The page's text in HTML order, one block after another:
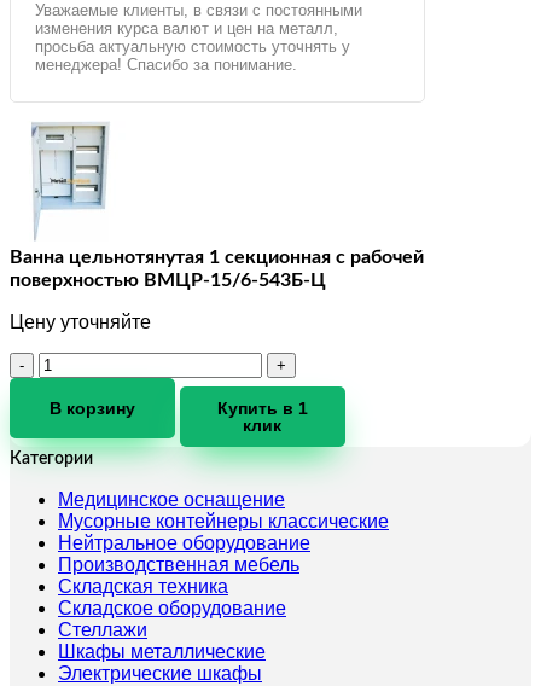
Уважаемые клиенты, в связи с постоянными
изменения курса валют и цен на металл,
просьба актуальную стоимость уточнять у
менеджера! Спасибо за понимание.
Ванна цельнотянутая 1 секционная с рабочей
поверхностью ВМЦР-15/6-543Б-Ц
Цену уточняйте
Количество
товара
Ванна
1
секционная
рабочей
поверхностью
ВМЦР-15/6-
543Б-
В корзину
Купить в 1
клик
Категории
Медицинское оснащение
Мусорные контейнеры классические
Нейтральное оборудование
Производственная мебель
Складская техника
Складское оборудование
Стеллажи
Шкафы металлические
Электрические шкафы